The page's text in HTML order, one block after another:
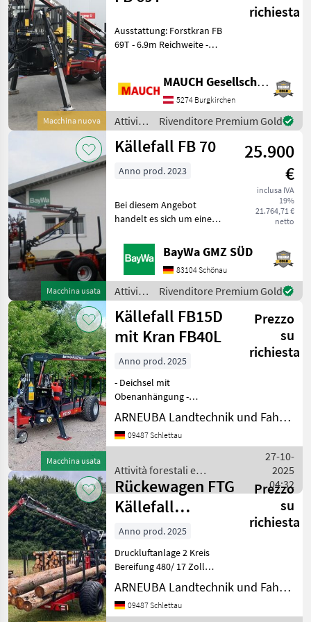
del
Källefall
Macchina nuova
richiesta
Ausstattung: Forstkran FB
69T - 6.9m Reichweite -
Weitwinkelgelenk - 47 kNm
Hubmoment -
Hauptausleger bereit
MAUCH Gesellschaft m.b.H. & Co.KG
5274 Burgkirchen
Attività
forestali
e
del
Källefall
Rivenditore Premium Gold
Macchina usata
Källefall FB 70
25.900
€
inclusa IVA
19%
21.764,71 €
netto
Anno prod. 2023
Bei diesem Angebot
handelt es sich um eine
FB70 mit Kran FB 53T -
Zentralrohrahmen - Gerade
Deichsel - Stabile
Schutzgitter - Teleskopische
BayWa GMZ SÜD
83104 Schönau
Attività
forestali
e
lavorazione
del
legno /
Rivenditore Premium Gold
Macchina usata
Källefall FB15D
mit Kran FB40L
Prezzo
su
richiesta
Anno prod. 2025
- Deichsel mit
Obenanhängung -
Auflaufbremse - Bereifung
10.0/80-12 10PR mit
Rillenprofil -
Hydraulikagreggat -
Werkzeugkasten -
geschlossen
ARNEUBA Landtechnik und Fahrzeuge GmbH Vertrieb und Service
09487 Schlettau
Attività forestali e
lavorazione del legno /
Källefall
27-10-
2025
04:32
Rückewagen FTG
Källefall
FB50D+FB63TS
Kran
Prezzo
su
richiesta
Anno prod. 2025
Druckluftanlage 2 Kreis
Bereifung 480/ 17 Zoll
Bereifung schwarze Felgen
Kran FB63TS mit erhöhter
Hubkraft und
ARNEUBA Landtechnik und Fahrzeuge GmbH Vertrieb und Service
09487 Schlettau